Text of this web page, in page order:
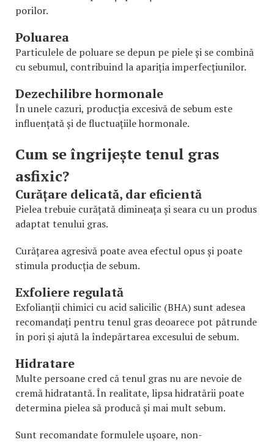
porilor.
Poluarea
Particulele de poluare se depun pe piele și se combină
cu sebumul, contribuind la apariția imperfecțiunilor.
Dezechilibre hormonale
În unele cazuri, producția excesivă de sebum este
influențată și de fluctuațiile hormonale.
Cum se îngrijește tenul gras
asfixic?
Curățare delicată, dar eficientă
Pielea trebuie curățată dimineața și seara cu un produs
adaptat tenului gras.
Curățarea agresivă poate avea efectul opus și poate
stimula producția de sebum.
Exfoliere regulată
Exfolianții chimici cu acid salicilic (BHA) sunt adesea
recomandați pentru tenul gras deoarece pot pătrunde
în pori și ajută la îndepărtarea excesului de sebum.
Hidratare
Multe persoane cred că tenul gras nu are nevoie de
cremă hidratantă. În realitate, lipsa hidratării poate
determina pielea să producă și mai mult sebum.
Sunt recomandate formulele ușoare, non-